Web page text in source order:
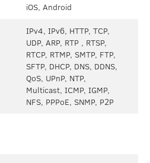
iOS, Android
IPv4, IPv6, HTTP, TCP,
UDP, ARP, RTP , RTSP,
RTCP, RTMP, SMTP, FTP,
SFTP, DHCP, DNS, DDNS,
QoS, UPnP, NTP,
Multicast, ICMP, IGMP,
NFS, PPPoE, SNMP, P2P